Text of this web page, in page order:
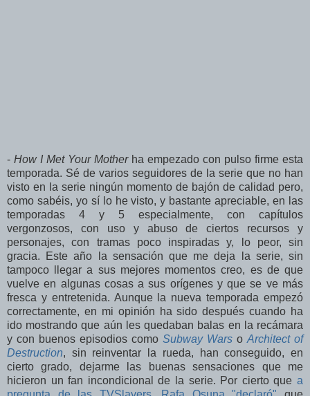
- How I Met Your Motherha empezado con pulso firme esta
temporada. Sé de varios seguidores de la serie que no han
visto en la serie ningún momento de bajón de calidad pero,
como sabéis, yo sí lo he visto, y bastante apreciable, en las
temporadas 4 y 5 especialmente, con capítulos
vergonzosos, con uso y abuso de ciertos recursos y
personajes, con tramas poco inspiradas y, lo peor, sin
gracia. Este año la sensación que me deja la serie, sin
tampoco llegar a sus mejores momentos creo, es de que
vuelve en algunas cosas a sus orígenes y que se ve más
fresca y entretenida. Aunque la nueva temporada empezó
correctamente, en mi opinión ha sido después cuando ha
ido mostrando que aún les quedaban balas en la recámara
y con buenos episodios como Subway Wars o Architect of
Destruction, sin reinventar la rueda, han conseguido, en
cierto grado, dejarme las buenas sensaciones que me
hicieron un fan incondicional de la serie. Por cierto que a